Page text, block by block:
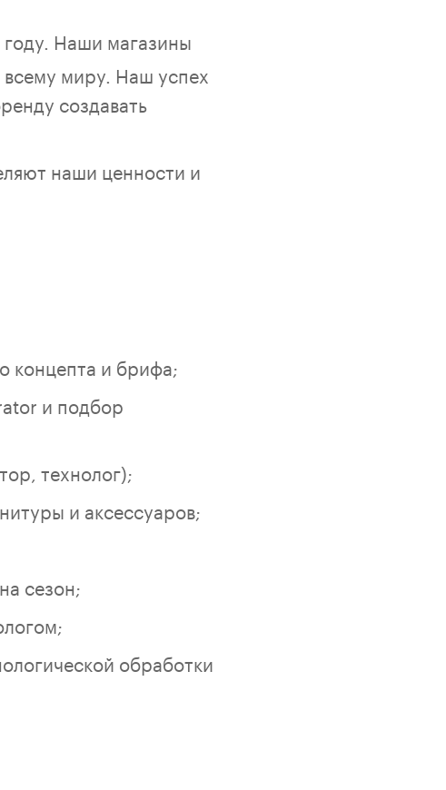
Наши магазины
всему миру. Наш успех
создавать
наши ценности и
концепта и брифа;
и подбор
технолог);
и аксессуаров;
сезон;
обработки